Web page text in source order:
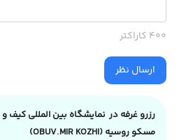
400 کاراکتر
ارسال نظر
رزرو غرفه در نمایشگاه بین المللی
مسکو روسیه (OBUV.MIR KOZHI)